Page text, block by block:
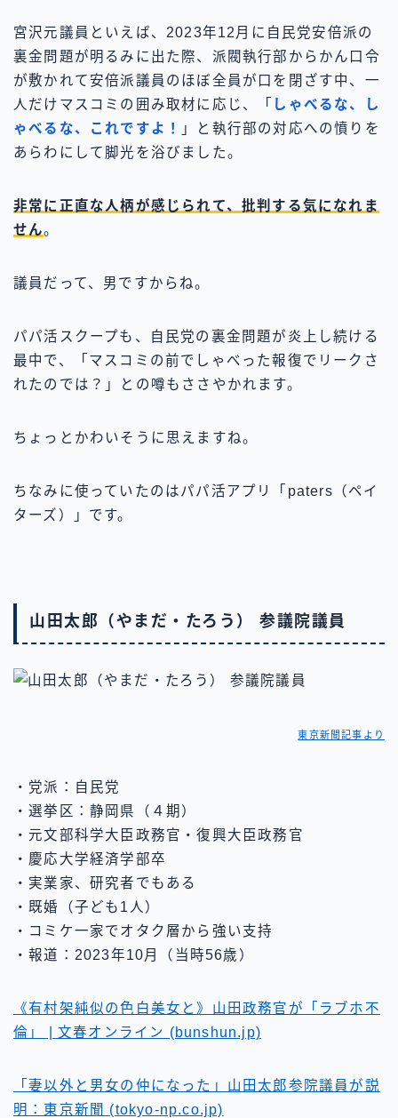
宮沢元議員といえば、2023年12月に自民党安倍派の
裏金問題が明るみに出た際、派閥執行部からかん口令
が敷かれて安倍派議員のほぼ全員が口を閉ざす中、一
人だけマスコミの囲み取材に応じ、「 しゃべるな、し
ゃべるな、これですよ！
」と執行部の対応への憤りを
あらわにして脚光を浴びました。
非常に正直な人柄が感じられて、批判する気になれま
せん。
議員だって、男ですからね。
パパ活スクープも、自民党の裏金問題が炎上し続ける
最中で、「マスコミの前でしゃべった報復でリークさ
れたのでは？」との噂もささやかれます。
ちょっとかわいそうに思えますね。
ちなみに使っていたのはパパ活アプリ「paters（ペイ
ターズ）」です。
山田太郎（やまだ・たろう） 参議院議員
東京新聞記事より
・党派：自民党
・選挙区：静岡県（４期）
・元文部科学大臣政務官・復興大臣政務官
・慶応大学経済学部卒
・実業家、研究者でもある
・既婚（子ども1人）
・コミケ一家でオタク層から強い支持
・報道：2023年10月（当時56歳）
《有村架純似の色白美女と》山田政務官が「ラブホ不
倫」 | 文春オンライン (bunshun.jp)
「妻以外と男女の仲になった」山田太郎参院議員が説
明：東京新聞 (tokyo-np.co.jp)